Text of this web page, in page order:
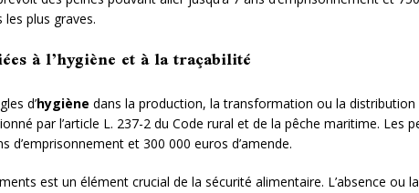
les plus graves.
à l’hygiène et à la traçabilité
d’hygiène dans la production, la transformation ou la distribution
par l’article L. 237-2 du Code rural et de la pêche maritime. Les
d’emprisonnement et 300 000 euros d’amende.
est un élément crucial de la sécurité alimentaire. L’absence ou la